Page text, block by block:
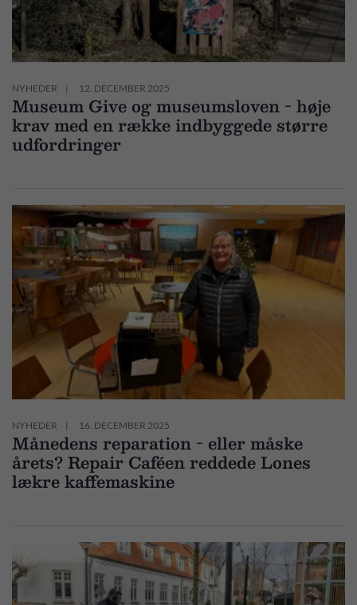
NYHEDER 12. DECEMBER 2025
Museum Give og museumsloven - høje
krav med en række indbyggede større
udfordringer
NYHEDER 16. DECEMBER 2025
Månedens reparation - eller måske
årets? Repair Caféen reddede Lones
lækre kaffemaskine